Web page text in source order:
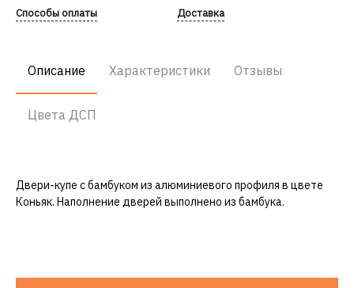
Способы оплаты Доставка
Описание Характеристики Отзывы
Цвета ДСП
Двери-купе с бамбуком из алюминиевого профиля в цвете
Коньяк. Наполнение дверей выполнено из бамбука.